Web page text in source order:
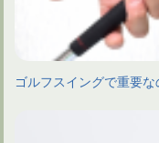
ゴルフスイングで重要